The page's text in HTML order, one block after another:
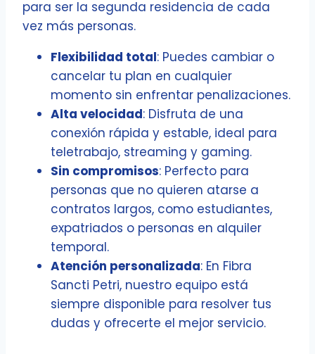
para ser la segunda residencia de cada
vez más personas.
Flexibilidad total: Puedes cambiar o
cancelar tu plan en cualquier
momento sin enfrentar penalizaciones.
Alta velocidad: Disfruta de una
conexión rápida y estable, ideal para
teletrabajo, streaming y gaming.
Sin compromisos: Perfecto para
personas que no quieren atarse a
contratos largos, como estudiantes,
expatriados o personas en alquiler
temporal.
Atención personalizada: En Fibra
Sancti Petri, nuestro equipo está
siempre disponible para resolver tus
dudas y ofrecerte el mejor servicio.